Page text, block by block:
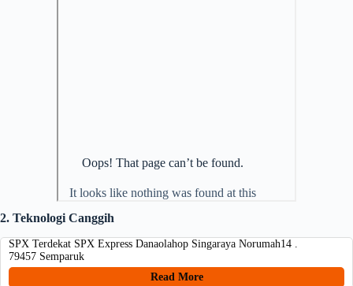
2. Teknologi Canggih
SPX Terdekat SPX Express Danaolahop Singaraya Norumah14 .
79457 Semparuk
Read More